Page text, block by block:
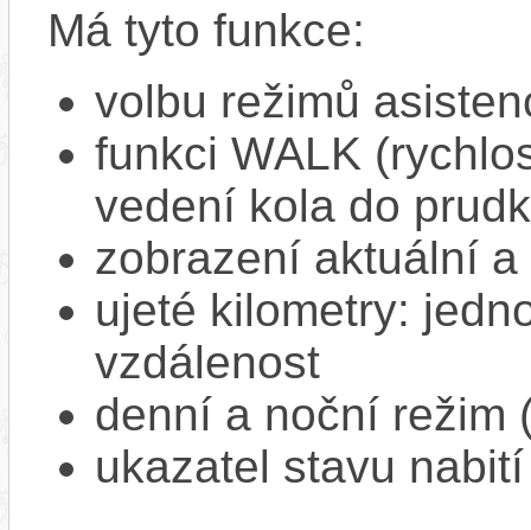
Má tyto funkce:
volbu režimů
funkci WALK
vedení kola do
zobrazení aktuální
ujeté kilometry:
vzdálenost
denní a noční režim
ukazatel stavu